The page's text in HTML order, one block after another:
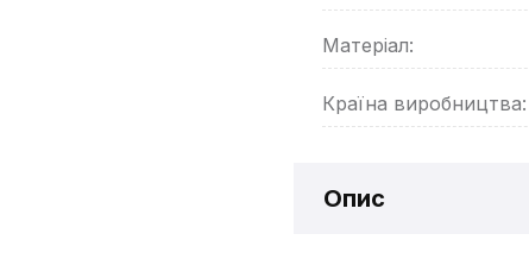
Матеріал:
Країна виробництва:
Опис